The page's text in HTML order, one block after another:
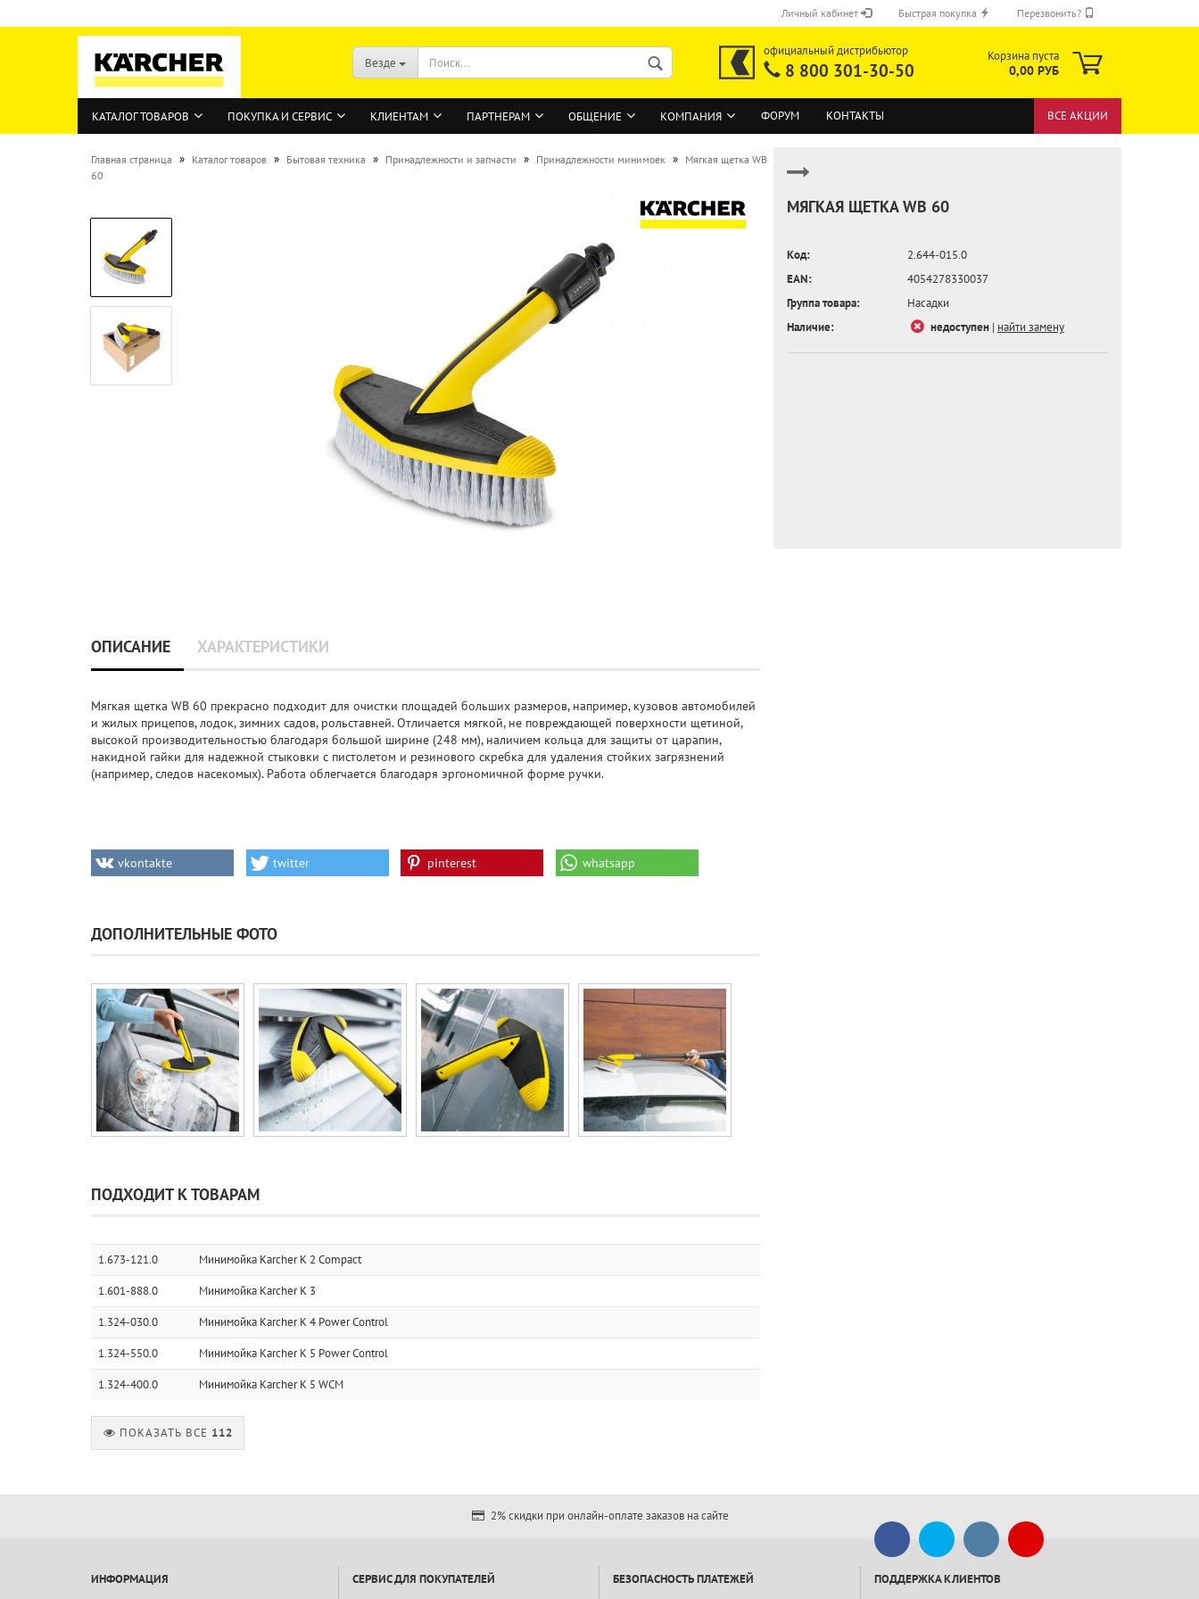
Личный кабинет
ВОЙТИ
Регистрация на сайте
Забыли пароль?
Быстрая покупка Перезвонить?
Везде
официальный дистрибьютор
8 800 301-30-50
Корзина пуста
0,00 РУБ
КАТАЛОГ ТОВАРОВ ПОКУПКА И СЕРВИС КЛИЕНТАМ ПАРТНЕРАМ ОБЩЕНИЕ КОМПАНИЯ ФОРУМ КОНТАКТЫ ВСЕ АКЦИИ
Главная страница » Каталог товаров » Бытовая техника » Принадлежности и запчасти » Принадлежности минимоек » Мягкая щетка WB
60
МЯГКАЯ ЩЕТКА WB 60
Код:
2.644-015.0
EAN:
4054278330037
Группа товара:
Насадки
Наличие:
недоступен| найти замену
ОПИСАНИЕ ХАРАКТЕРИСТИКИ
Мягкая щетка WB 60 прекрасно подходит для очистки площадей больших размеров, например, кузовов автомобилей
и жилых прицепов, лодок, зимних садов, рольставней. Отличается мягкой, не повреждающей поверхности щетиной,
высокой производительностью благодаря большой ширине (248 мм), наличием кольца для защиты от царапин,
накидной гайки для надежной стыковки с пистолетом и резинового скребка для удаления стойких загрязнений
(например, следов насекомых). Работа облегчается благодаря эргономичной форме ручки.
vkontakte twitter pinterest whatsapp
ДОПОЛНИТЕЛЬНЫЕ ФОТО
ПОДХОДИТ К ТОВАРАМ
1.673-121.0 Минимойка Karcher K 2 Compact
1.601-888.0 Минимойка Karcher K 3
1.324-030.0 Минимойка Karcher K 4 Power Control
1.324-550.0 Минимойка Karcher K 5 Power Control
1.324-400.0 Минимойка Karcher K 5 WCM
ПОКАЗАТЬ ВСЕ 112
2% скидки при онлайн-оплате заказов на сайте
ИНФОРМАЦИЯ
СЕРВИС ДЛЯ ПОКУПАТЕЛЕЙ
БЕЗОПАСНОСТЬ ПЛАТЕЖЕЙ
ПОДДЕРЖКА КЛИЕНТОВ